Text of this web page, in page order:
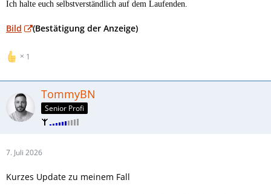
Ich halte euch selbstverständlich auf dem Laufenden.
Bild (Bestätigung der Anzeige)
1
TommyBN
Senior Profi
7. Juli 2026
Kurzes Update zu meinem Fall